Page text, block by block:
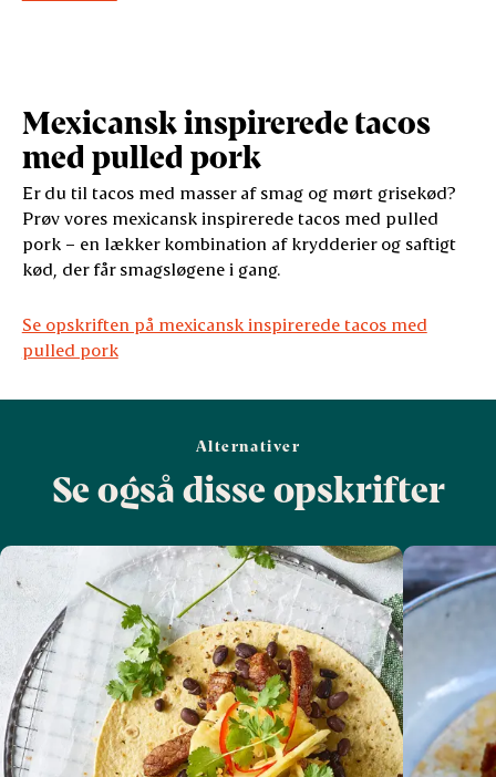
Mexicansk inspirerede tacos
med pulled pork
Er du til tacos med masser af smag og mørt grisekød?
Prøv vores mexicansk inspirerede tacos med pulled
pork – en lækker kombination af krydderier og saftigt
kød, der får smagsløgene i gang.
Se opskriften på mexicansk inspirerede tacos med
pulled pork
Alternativer
Se også disse opskrifter